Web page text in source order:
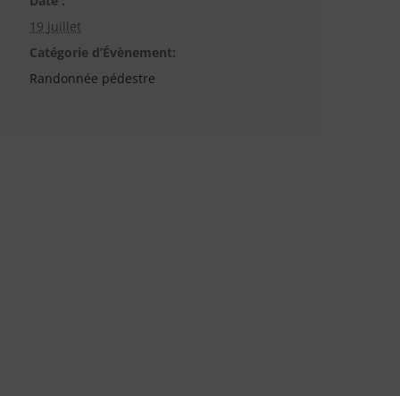
19 juillet
Catégorie d’Évènement:
Randonnée pédestre